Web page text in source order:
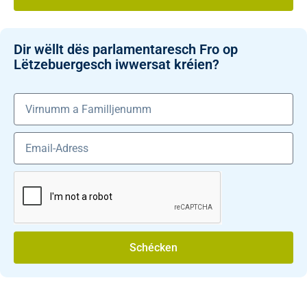
Dir wëllt dës parlamentaresch Fro op
Lëtzebuergesch iwwersat kréien?
Schécken